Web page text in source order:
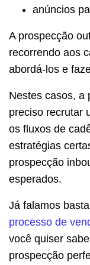
anúncios
A prospecção
recorrendo aos
abordá-los e
Nestes casos, a
preciso recrutar
os fluxos de
estratégias
prospecção
esperados.
Já falamos
processo de
você quiser
prospecção